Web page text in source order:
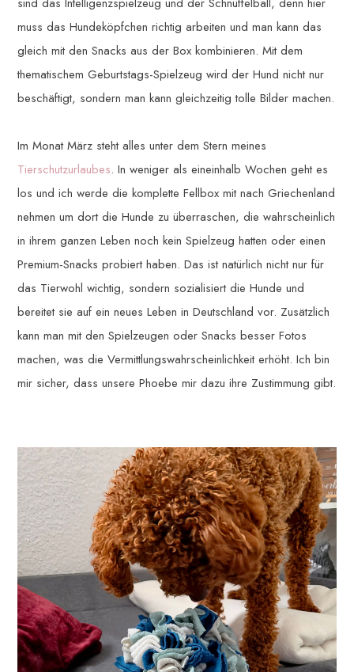
muss das Hundeköpfchen richtig arbeiten und man kann das
gleich mit den Snacks aus der Box kombinieren. Mit dem
thematischem Geburtstags-Spielzeug wird der Hund nicht nur
beschäftigt, sondern man kann gleichzeitig tolle Bilder machen.
Im Monat März steht alles unter dem Stern meines
Tierschutzurlaubes. In weniger als eineinhalb Wochen geht es
los und ich werde die komplette Fellbox mit nach Griechenland
nehmen um dort die Hunde zu überraschen, die wahrscheinlich
in ihrem ganzen Leben noch kein Spielzeug hatten oder einen
Premium-Snacks probiert haben. Das ist natürlich nicht nur für
das Tierwohl wichtig, sondern sozialisiert die Hunde und
bereitet sie auf ein neues Leben in Deutschland vor. Zusätzlich
kann man mit den Spielzeugen oder Snacks besser Fotos
machen, was die Vermittlungswahrscheinlichkeit erhöht. Ich bin
mir sicher, dass unsere Phoebe mir dazu ihre Zustimmung gibt.